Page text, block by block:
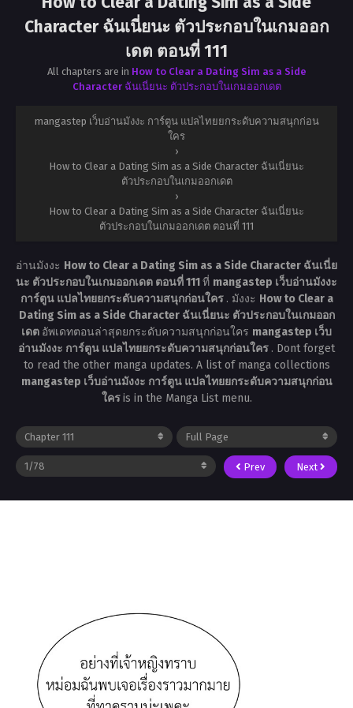
Character ฉันเนี่ยนะ ตัวประกอบในเกมออก
เดต ตอนที่ 111
All chapters are in How to Clear a Dating Sim as a Side
Character ฉันเนี่ยนะ ตัวประกอบในเกมออกเดต
mangastep เว็บอ่านมังงะ การ์ตูน แปลไทยยกระดับความสนุกก่อน
ใคร
›
How to Clear a Dating Sim as a Side Character ฉันเนี่ยนะ
ตัวประกอบในเกมออกเดต
›
How to Clear a Dating Sim as a Side Character ฉันเนี่ยนะ
ตัวประกอบในเกมออกเดต ตอนที่ 111
อ่านมังงะ How to Clear a Dating Sim as a Side Character ฉันเนี่ย
นะ ตัวประกอบในเกมออกเดต ตอนที่ 111ที่ mangastep เว็บอ่านมังงะ
การ์ตูน แปลไทยยกระดับความสนุกก่อนใคร . มังงะ How to Clear a
Dating Sim as a Side Character ฉันเนี่ยนะ ตัวประกอบในเกมออก
เดต อัพเดทตอนล่าสุดยกระดับความสนุกก่อนใคร mangastep เว็บ
อ่านมังงะ การ์ตูน แปลไทยยกระดับความสนุกก่อนใคร . Dont forget
to read the other manga updates. A list of manga collections
mangastep เว็บอ่านมังงะ การ์ตูน แปลไทยยกระดับความสนุกก่อน
ใครis in the Manga List menu.
Prev Next